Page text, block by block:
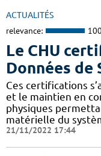
ACTUALITÉS
relevance:
Le CHU
Données de
Ces certifications
et le maintien en
physiques
matérielle du
21/11/2022 17:44